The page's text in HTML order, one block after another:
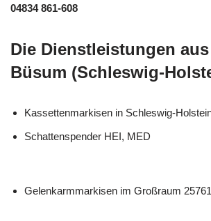
04834 861-608
Die Dienstleistungen aus
Büsum (Schleswig-
Kassettenmarkisen in Schleswig-
Schattenspender HEI, MED
Gelenkarmmarkisen im Großraum